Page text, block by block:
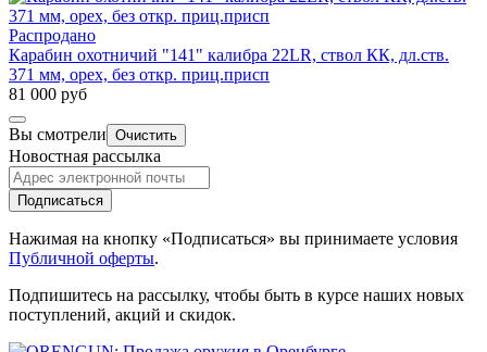
Распродано
Карабин охотничий "141" калибра 22LR, ствол КК, дл.ств.
371 мм, орех, без откр. приц.присп
81 000 руб
Вы смотрели Очистить
Новостная рассылка
Подписаться
Нажимая на кнопку «Подписаться» вы принимаете условия
Публичной оферты.
Подпишитесь на рассылку, чтобы быть в курсе наших новых
поступлений, акций и скидок.